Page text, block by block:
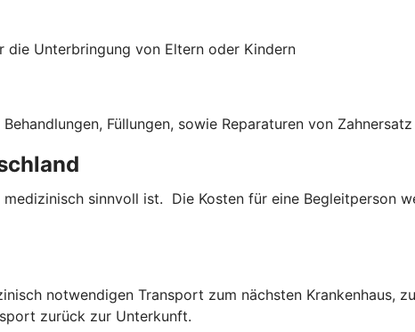
die Unterbringung von Eltern oder Kindern
Füllungen, sowie Reparaturen von
sinnvoll ist. Die Kosten für eine Begleitperson
notwendigen Transport zum nächsten Krankenhaus,
zurück zur Unterkunft.